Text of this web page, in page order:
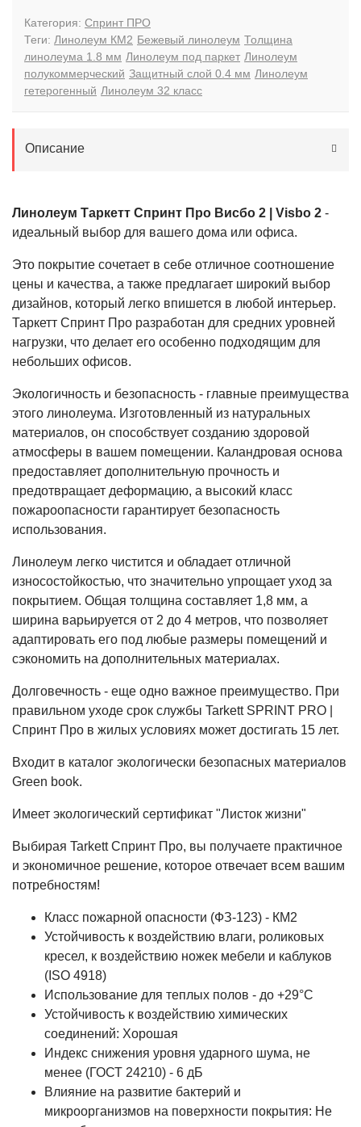
Категория: Спринт ПРО
Теги: Линолеум КМ2 Бежевый линолеум Толщина
линолеума 1.8 мм Линолеум под паркет Линолеум
полукоммерческий Защитный слой 0.4 мм Линолеум
гетерогенный Линолеум 32 класс
Описание
Линолеум Таркетт Спринт Про Висбо 2 | Visbo 2 -
идеальный выбор для вашего дома или офиса.
Это покрытие сочетает в себе отличное соотношение
цены и качества, а также предлагает широкий выбор
дизайнов, который легко впишется в любой интерьер.
Таркетт Спринт Про разработан для средних уровней
нагрузки, что делает его особенно подходящим для
небольших офисов.
Экологичность и безопасность - главные преимущества
этого линолеума. Изготовленный из натуральных
материалов, он способствует созданию здоровой
атмосферы в вашем помещении. Каландровая основа
предоставляет дополнительную прочность и
предотвращает деформацию, а высокий класс
пожароопасности гарантирует безопасность
использования.
Линолеум легко чистится и обладает отличной
износостойкостью, что значительно упрощает уход за
покрытием. Общая толщина составляет 1,8 мм, а
ширина варьируется от 2 до 4 метров, что позволяет
адаптировать его под любые размеры помещений и
сэкономить на дополнительных материалах.
Долговечность - еще одно важное преимущество. При
правильном уходе срок службы Tarkett SPRINT PRO |
Спринт Про в жилых условиях может достигать 15 лет.
Входит в каталог экологически безопасных материалов
Green book.
Имеет экологический сертификат "Листок жизни"
Выбирая Tarkett Спринт Про, вы получаете практичное
и экономичное решение, которое отвечает всем вашим
потребностям!
Класс пожарной опасности (ФЗ-123) - КМ2
Устойчивость к воздействию влаги, роликовых
кресел, к воздействию ножек мебели и каблуков
(ISO 4918)
Использование для теплых полов - до +29°С
Устойчивость к воздействию химических
соединений: Хорошая
Индекс снижения уровня ударного шума, не
менее (ГОСТ 24210) - 6 дБ
Влияние на развитие бактерий и
микроорганизмов на поверхности покрытия: Не